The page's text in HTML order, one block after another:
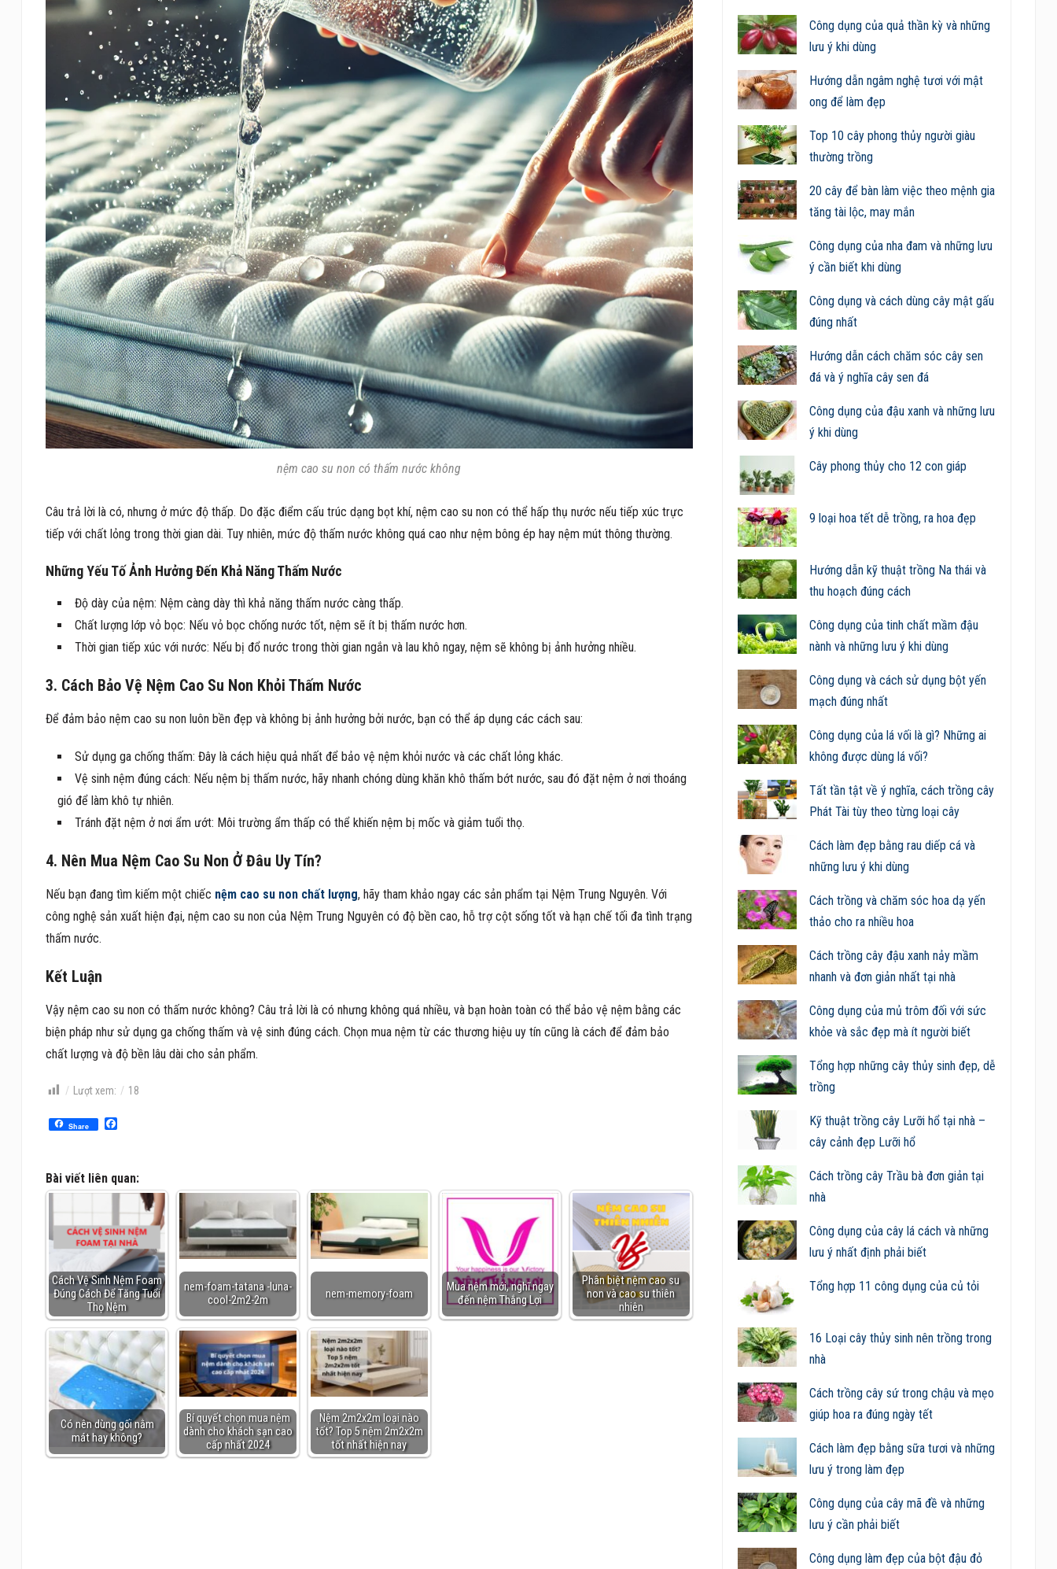
nệm cao su non có thấm nước không
Câu trả lời là có, nhưng ở mức độ thấp. Do đặc điểm cấu trúc dạng bọt khí, nệm cao su non có thể hấp thụ nước nếu tiếp xúc trực
tiếp với chất lỏng trong thời gian dài. Tuy nhiên, mức độ thấm nước không quá cao như nệm bông ép hay nệm mút thông thường.
Những Yếu Tố Ảnh Hưởng Đến Khả Năng Thấm Nước
Độ dày của nệm: Nệm càng dày thì khả năng thấm nước càng thấp.
Chất lượng lớp vỏ bọc: Nếu vỏ bọc chống nước tốt, nệm sẽ ít bị thấm nước hơn.
Thời gian tiếp xúc với nước: Nếu bị đổ nước trong thời gian ngắn và lau khô ngay, nệm sẽ không bị ảnh hưởng nhiều.
3. Cách Bảo Vệ Nệm Cao Su Non Khỏi Thấm Nước
Để đảm bảo nệm cao su non luôn bền đẹp và không bị ảnh hưởng bởi nước, bạn có thể áp dụng các cách sau:
Sử dụng ga chống thấm: Đây là cách hiệu quả nhất để bảo vệ nệm khỏi nước và các chất lỏng khác.
Vệ sinh nệm đúng cách: Nếu nệm bị thấm nước, hãy nhanh chóng dùng khăn khô thấm bớt nước, sau đó đặt nệm ở nơi thoáng
gió để làm khô tự nhiên.
Tránh đặt nệm ở nơi ẩm ướt: Môi trường ẩm thấp có thể khiến nệm bị mốc và giảm tuổi thọ.
4. Nên Mua Nệm Cao Su Non Ở Đâu Uy Tín?
Nếu bạn đang tìm kiếm một chiếc nệm cao su non chất lượng, hãy tham khảo ngay các sản phẩm tại Nệm Trung Nguyên. Với
công nghệ sản xuất hiện đại, nệm cao su non của Nệm Trung Nguyên có độ bền cao, hỗ trợ cột sống tốt và hạn chế tối đa tình trạng
thấm nước.
Kết Luận
Vậy nệm cao su non có thấm nước không? Câu trả lời là có nhưng không quá nhiều, và bạn hoàn toàn có thể bảo vệ nệm bằng các
biện pháp như sử dụng ga chống thấm và vệ sinh đúng cách. Chọn mua nệm từ các thương hiệu uy tín cũng là cách để đảm bảo
chất lượng và độ bền lâu dài cho sản phẩm.
Lượt xem: 18
Share Facebook
Bài viết liên quan:
Cách Vệ Sinh Nệm Foam
Đúng Cách Để Tăng Tuổi
Thọ Nệm
nem-foam-tatana -luna-
cool-2m2-2m
nem-memory-foam
Mua nệm mới, nghĩ ngay
đến nệm Thắng Lợi
Phân biệt nệm cao su
non và cao su thiên
nhiên
Có nên dùng gối nằm
mát hay không?
Bí quyết chọn mua nệm
dành cho khách sạn cao
cấp nhất 2024
Nệm 2m2x2m loại nào
tốt? Top 5 nệm 2m2x2m
tốt nhất hiện nay
Công dụng của quả thần kỳ và những
lưu ý khi dùng
Hướng dẫn ngâm nghệ tươi với mật
ong để làm đẹp
Top 10 cây phong thủy người giàu
thường trồng
20 cây để bàn làm việc theo mệnh gia
tăng tài lộc, may mắn
Công dụng của nha đam và những lưu
ý cần biết khi dùng
Công dụng và cách dùng cây mật gấu
đúng nhất
Hướng dẫn cách chăm sóc cây sen
đá và ý nghĩa cây sen đá
Công dụng của đậu xanh và những lưu
ý khi dùng
Cây phong thủy cho 12 con giáp
9 loại hoa tết dễ trồng, ra hoa đẹp
Hướng dẫn kỹ thuật trồng Na thái và
thu hoạch đúng cách
Công dụng của tinh chất mầm đậu
nành và những lưu ý khi dùng
Công dụng và cách sử dụng bột yến
mạch đúng nhất
Công dụng của lá vối là gì? Những ai
không được dùng lá vối?
Tất tần tật về ý nghĩa, cách trồng cây
Phát Tài tùy theo từng loại cây
Cách làm đẹp bằng rau diếp cá và
những lưu ý khi dùng
Cách trồng và chăm sóc hoa dạ yến
thảo cho ra nhiều hoa
Cách trồng cây đậu xanh nảy mầm
nhanh và đơn giản nhất tại nhà
Công dụng của mủ trôm đối với sức
khỏe và sắc đẹp mà ít người biết
Tổng hợp những cây thủy sinh đẹp, dễ
trồng
Kỹ thuật trồng cây Lưỡi hổ tại nhà –
cây cảnh đẹp Lưỡi hổ
Cách trồng cây Trầu bà đơn giản tại
nhà
Công dụng của cây lá cách và những
lưu ý nhất định phải biết
Tổng hợp 11 công dụng của củ tỏi
16 Loại cây thủy sinh nên trồng trong
nhà
Cách trồng cây sứ trong chậu và mẹo
giúp hoa ra đúng ngày tết
Cách làm đẹp bằng sữa tươi và những
lưu ý trong làm đẹp
Công dụng của cây mã đề và những
lưu ý cần phải biết
Công dụng làm đẹp của bột đậu đỏ